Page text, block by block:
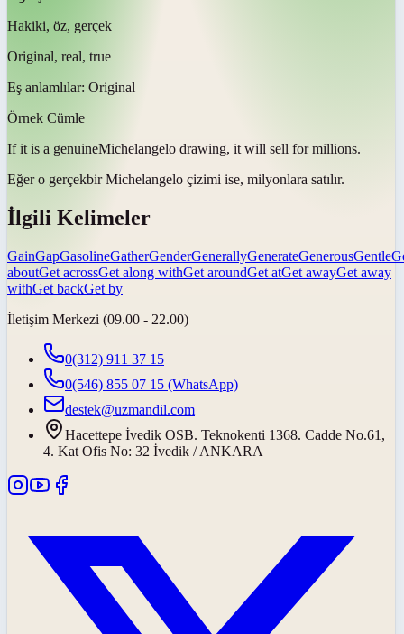
Hakiki, öz, gerçek
Original, real, true
Eş anlamlılar: Original
Örnek Cümle
If it is a genuineMichelangelo drawing, it will sell for millions.
Eğer o gerçekbir Michelangelo çizimi ise, milyonlara satılır.
İlgili Kelimeler
GainGapGasolineGatherGenderGenerallyGenerateGenerousGentle
aboutGet acrossGet along withGet aroundGet atGet awayGet away
withGet backGet by
İletişim Merkezi (09.00 - 22.00)
0(312) 911 37 15
0(546) 855 07 15 (WhatsApp)
destek@uzmandil.com
Hacettepe İvedik OSB. Teknokenti 1368. Cadde No.61,
4. Kat Ofis No: 32 İvedik / ANKARA